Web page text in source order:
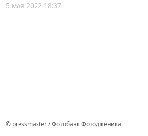
5 мая 2022 18:37
© pressmaster / Фотобанк Фотодженика